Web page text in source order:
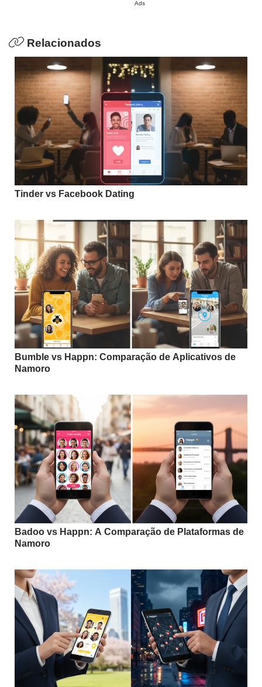
Ads
Relacionados
Tinder vs Facebook Dating
Bumble vs Happn: Comparação de Aplicativos de
Namoro
Badoo vs Happn: A Comparação de Plataformas de
Namoro